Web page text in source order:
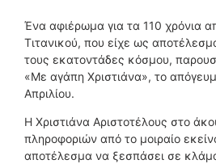
Ένα αφιέρωμα για τα 110 χρόνια
Τιτανικού, που είχε ως
τους εκατοντάδες κόσμου,
«Με αγάπη Χριστιάνα», το
Απριλίου.
Η Χριστιάνα Αριστοτέλους στο
πληροφοριών από το μοιραίο
αποτέλεσμα να ξεσπάσει σε